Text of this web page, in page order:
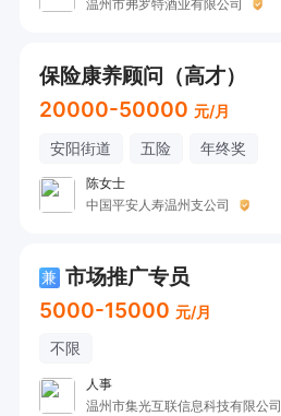
温州市弗罗特酒业有限公司
保险康养顾问（高才）
20000-50000 元/月
安阳街道 五险 年终奖
陈女士
中国平安人寿温州支公司
兼 市场推广专员
5000-15000 元/月
不限
人事
温州市集光互联信息科技有限公司